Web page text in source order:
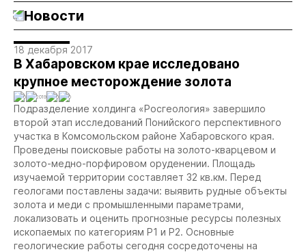
Новости
18 декабря 2017
В Хабаровском крае исследовано
крупное месторождение золота
0 2019 0 0
Подразделение холдинга «Росгеология» завершило
второй этап исследований Понийского перспективного
участка в Комсомольском районе Хабаровского края.
Проведены поисковые работы на золото-кварцевом и
золото-медно-порфировом оруденении. Площадь
изучаемой территории составляет 32 кв.км. Перед
геологами поставлены задачи: выявить рудные объекты
золота и меди с промышленными параметрами,
локализовать и оценить прогнозные ресурсы полезных
ископаемых по категориям Р1 и Р2. Основные
геологические работы сегодня сосредоточены на